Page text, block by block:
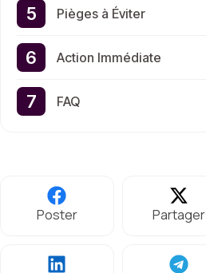
Pièges à Éviter
Action Immédiate
FAQ
Poster Partager